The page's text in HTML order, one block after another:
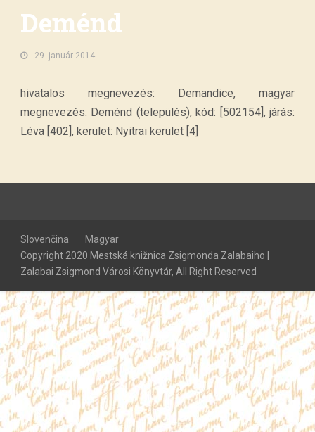
Deménd
29. január 2014.
hivatalos megnevezés: Demandice, magyar
megnevezés: Deménd (település), kód: [502154], járás:
Léva [402], kerület: Nyitrai kerület [4]
Slovenčina
Magyar
Copyright 2020 Mestská knižnica Zsigmonda Zalabaiho |
Zalabai Zsigmond Városi Könyvtár, All Right Reserved